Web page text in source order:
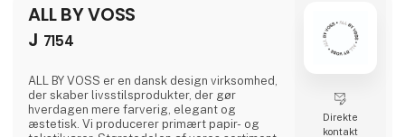
ALL BY VOSS
J 7154
ALL BY VOSS er en dansk design virksomhed,
der skaber livsstilsprodukter, der gør
hverdagen mere farverig, elegant og
æstetisk. Vi producerer primært papir- og
Direkte
kontakt